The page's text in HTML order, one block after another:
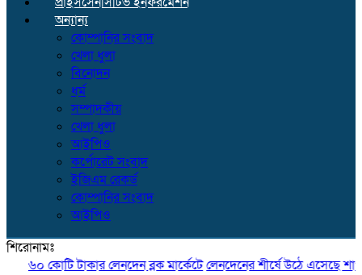
অন্যান্য
কোম্পানির সংবাদ
খেলা ধুলা
বিনোদন
ধর্ম
সম্পাদকীয়
খেলা ধুলা
আইপিও
কর্পোরেট সংবাদ
ইজিএম রেকর্ড
কোম্পানির সংবাদ
আইপিও
শিরোনামঃ
৬০ কোটি টাকার লেনদেন ব্লক মার্কেটেলেনদেনের শীর্ষে উঠে এসেছে শার্প